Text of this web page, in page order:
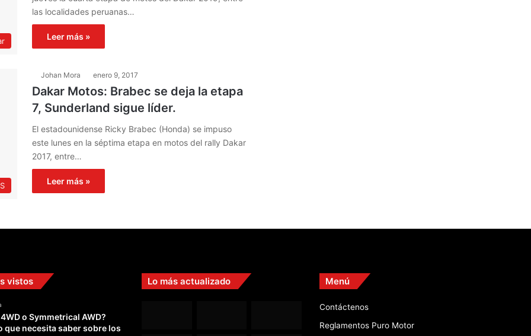
las localidades peruanas…
Leer más »
Johan Mora enero 9, 2017
Dakar Motos: Brabec se deja la etapa
7, Sunderland sigue líder.
El estadounidense Ricky Brabec (Honda) se impuso
este lunes en la séptima etapa en motos del rally Dakar
2017, entre…
Leer más »
vistos
4WD o Symmetrical AWD?
que necesita saber sobre los
Lo más actualizado Menú
Contáctenos
Reglamentos Puro Motor